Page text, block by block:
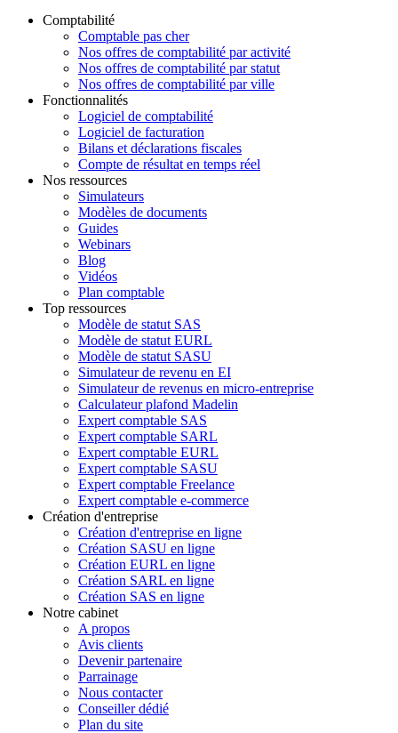
Comptabilité
Comptable pas cher
Nos offres de comptabilité par activité
Nos offres de comptabilité par statut
Nos offres de comptabilité par ville
Fonctionnalités
Logiciel de comptabilité
Logiciel de facturation
Bilans et déclarations fiscales
Compte de résultat en temps réel
Nos ressources
Simulateurs
Modèles de documents
Guides
Webinars
Blog
Vidéos
Plan comptable
Top ressources
Modèle de statut SAS
Modèle de statut EURL
Modèle de statut SASU
Simulateur de revenu en EI
Simulateur de revenus en micro-entreprise
Calculateur plafond Madelin
Expert comptable SAS
Expert comptable SARL
Expert comptable EURL
Expert comptable SASU
Expert comptable Freelance
Expert comptable e-commerce
Création d'entreprise
Création d'entreprise en ligne
Création SASU en ligne
Création EURL en ligne
Création SARL en ligne
Création SAS en ligne
Notre cabinet
A propos
Avis clients
Devenir partenaire
Parrainage
Nous contacter
Conseiller dédié
Plan du site